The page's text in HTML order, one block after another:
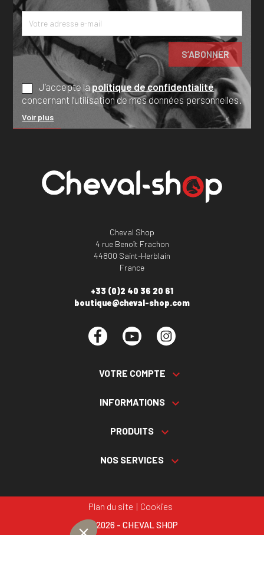
J’accepte lapolitique de confidentialité
concernant l’utilisation de mes données personnelles.
Voir plus
Cheval Shop
4 rue Benoît Frachon
44800 Saint-Herblain
France
+33 (0)2 40 36 20 61
boutique@cheval-shop.com
Facebook YouTube
VOTRE COMPTE 
INFORMATIONS 
PRODUITS 
NOS SERVICES 
Plan du site Cookies
© 2026 - CHEVAL SHOP